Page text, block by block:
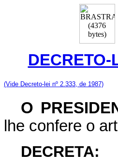
DECRETO-
(Vide Decreto-lei nº 2.333, de 1987)
O
lhe confere o
DECRETA: